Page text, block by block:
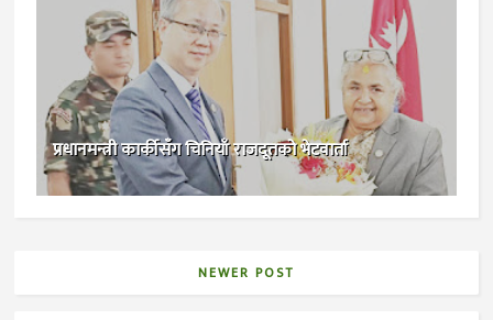
प्रधानमन्त्री कार्कीसँग चिनियाँ राजदूतको भेटवार्ता
NEWER POST